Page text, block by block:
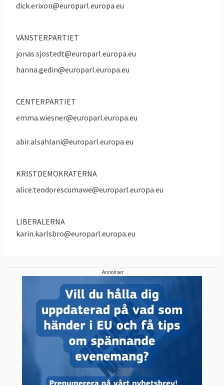
dick.erixon@europarl.europa.eu
VÄNSTERPARTIET
jonas.sjostedt@europarl.europa.eu
hanna.gedin@europarl.europa.eu
CENTERPARTIET
emma.wiesner@europarl.europa.eu
abir.alsahlani@europarl.europa.eu
KRISTDEMOKRATERNA
alice.teodorescumawe@europarl.europa.eu
LIBERALERNA
karin.karlsbro@europarl.europa.eu
Annonser